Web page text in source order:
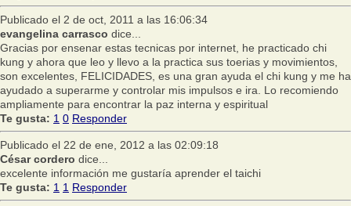
Publicado el 2 de oct, 2011 a las 16:06:34
evangelina carrasco dice...
Gracias por ensenar estas tecnicas por internet, he practicado chi
kung y ahora que leo y llevo a la practica sus toerias y movimientos,
son excelentes, FELICIDADES, es una gran ayuda el chi kung y me ha
ayudado a superarme y controlar mis impulsos e ira. Lo recomiendo
ampliamente para encontrar la paz interna y espiritual
Te gusta: 1 0 Responder
Publicado el 22 de ene, 2012 a las 02:09:18
César cordero dice...
excelente información me gustaría aprender el taichi
Te gusta: 1 1 Responder